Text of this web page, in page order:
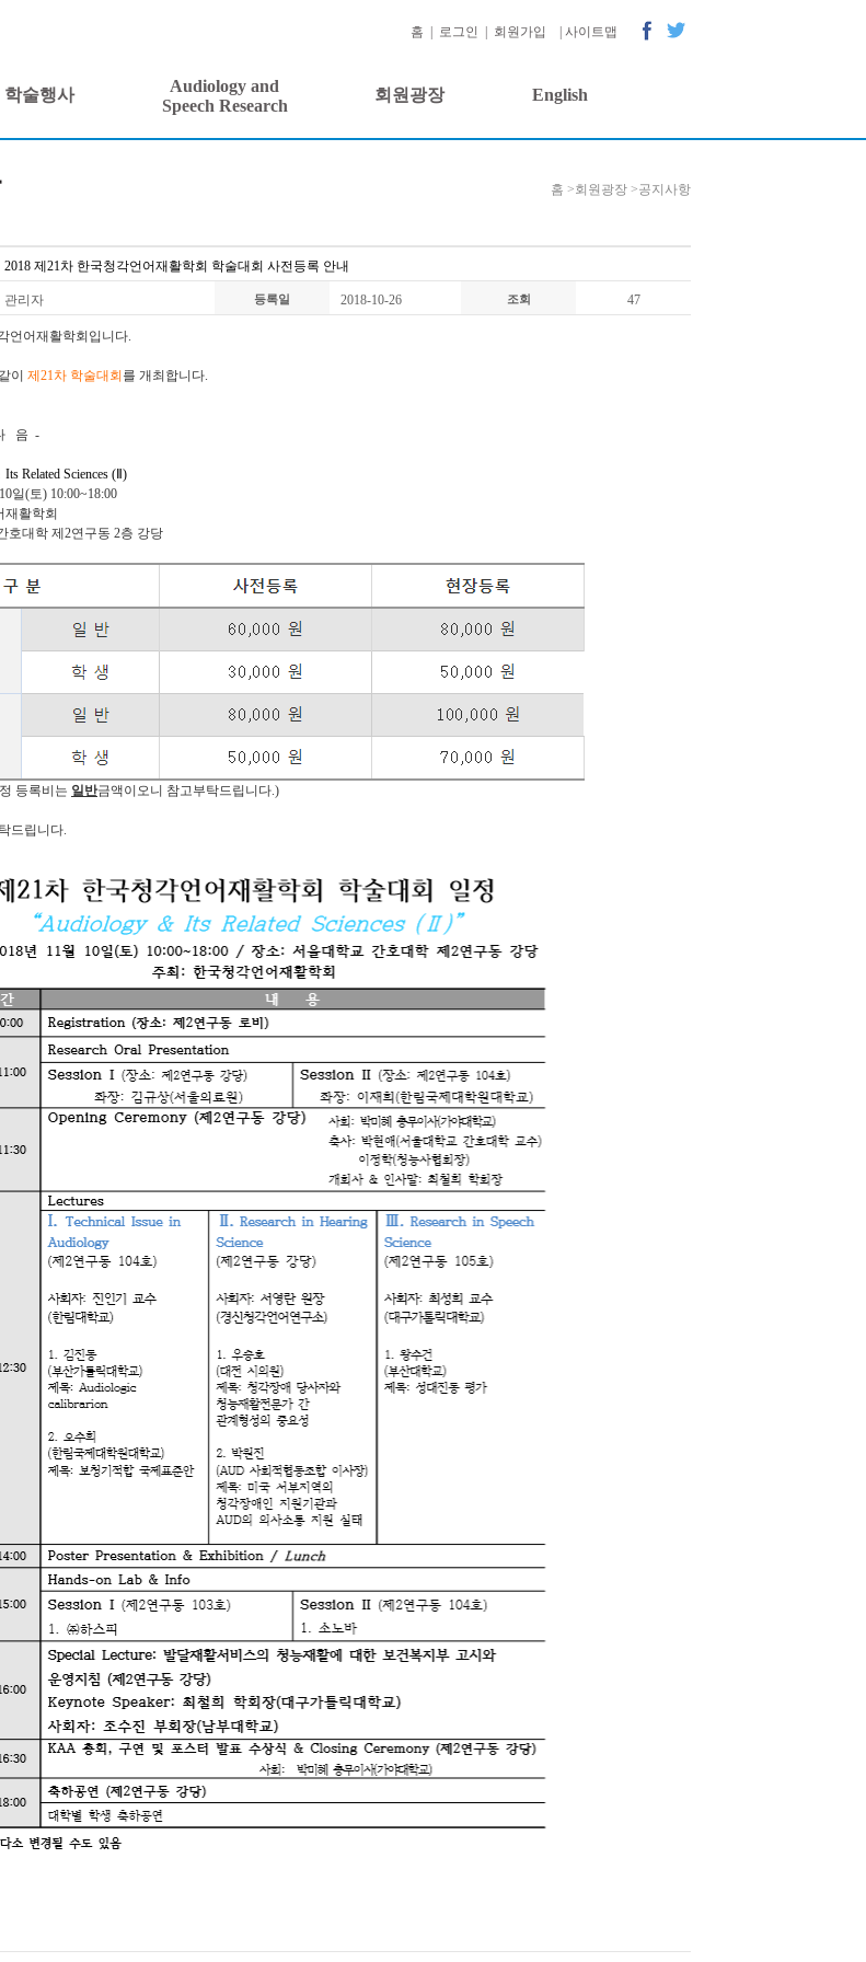
홈 로그인 회원가입 사이트맵
학술행사
Audiology and
Speech Research
회원광장 English
홈 >회원광장 >공지사항
2018 제21차 한국청각언어재활학회 학술대회 사전등록 안내
관리자 등록일 2018-10-26 조회 47
언어재활학회입니다.
이 제21차 학술대회 를 개최합니다.
-
Its Related Sciences ( )
일(토) 10:00~18:00
재활학회
호대학 제2연구동 2층 강당
등록비는 일반금액이오니 참고부탁드립니다.)
드립니다.